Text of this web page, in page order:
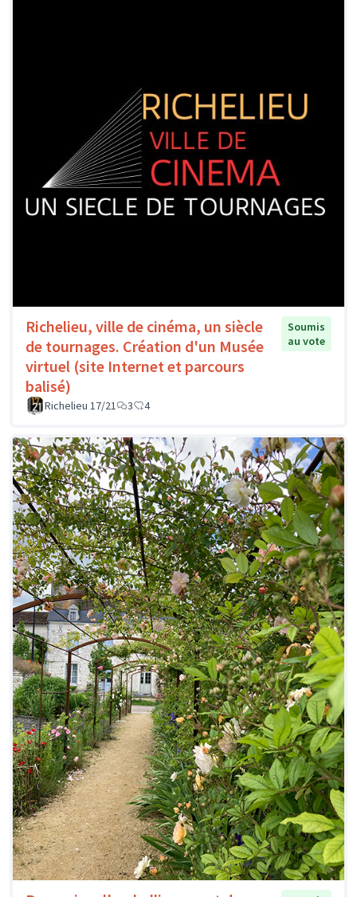
Richelieu, ville de cinéma, un siècle
de tournages. Création d'un Musée
virtuel (site Internet et parcours
balisé)
Soumis
au vote
Richelieu 17/21 3 4